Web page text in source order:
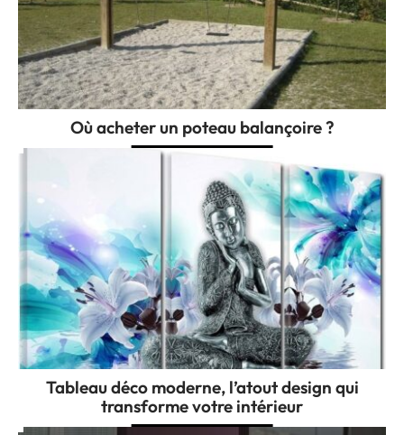
Où acheter un poteau balançoire ?
Tableau déco moderne, l’atout design qui
transforme votre intérieur